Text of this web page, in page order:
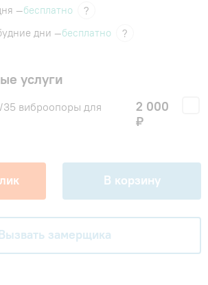
—бесплатно
?
дни —бесплатно ?
услуги
виброопоры для
2 000
₽
В корзину
замерщика